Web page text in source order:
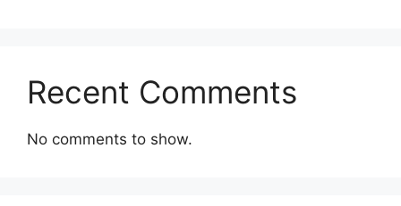
Recent Comments
No comments to show.